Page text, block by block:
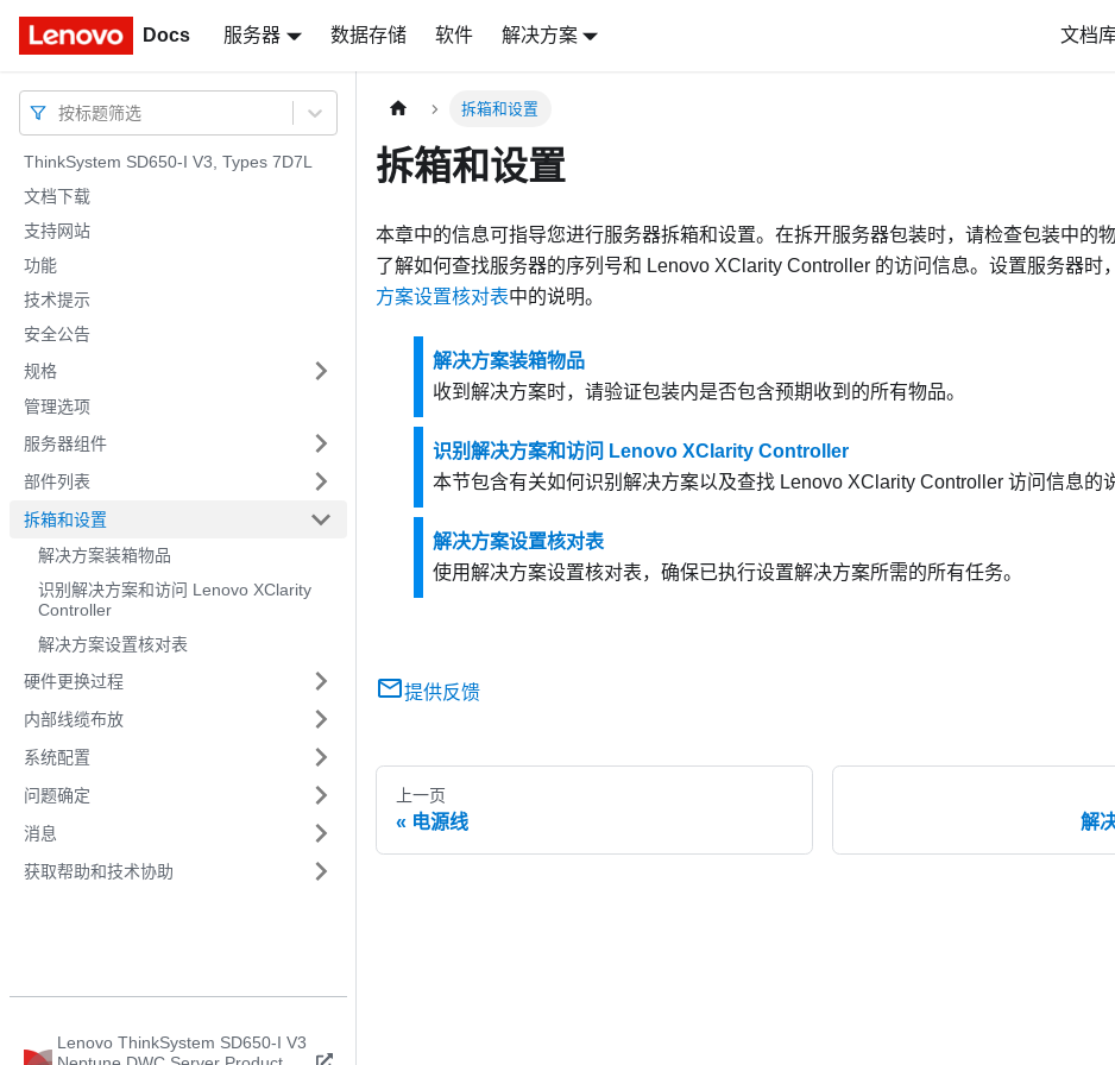
Docs 服务器 数据存储 软件 解决方案 文档
Docs
按标题筛选
ThinkSystem SD650-I V3, Types 7D7L
文档下载
支持网站
功能
技术提示
安全公告
规格
管理选项
服务器组件
部件列表
拆箱和设置
解决方案装箱物品
识别解决方案和访问 Lenovo XClarity
Controller
解决方案设置核对表
硬件更换过程
内部线缆布放
系统配置
问题确定
消息
获取帮助和技术协助
Lenovo ThinkSystem SD650-I V3
拆箱和设置
拆箱和设置
本章中的信息可指导您进行服务器拆箱和设置。在拆开服务器包装时，请检查包装中的
了解如何查找服务器的序列号和 Lenovo XClarity Controller 的访问信息。设置服务器时
方案设置核对表中的说明。
解决方案装箱物品
收到解决方案时，请验证包装内是否包含预期收到的所有物品。
识别解决方案和访问 Lenovo XClarity Controller
本节包含有关如何识别解决方案以及查找 Lenovo XClarity Controller 访问信息的
解决方案设置核对表
使用解决方案设置核对表，确保已执行设置解决方案所需的所有任务。
提供反馈
上一页
电源线 解